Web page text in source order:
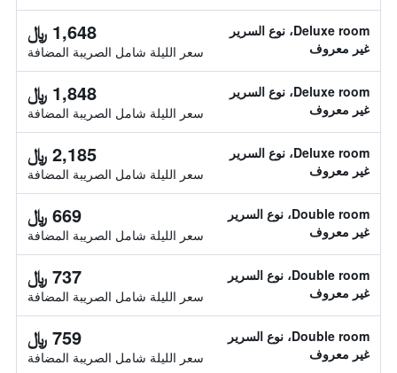
Deluxe room، نوع السرير
غير معروف
1,648 ﷼
سعر الليلة شامل الصريبة المضافة
Deluxe room، نوع السرير
غير معروف
1,848 ﷼
سعر الليلة شامل الصريبة المضافة
Deluxe room، نوع السرير
غير معروف
2,185 ﷼
سعر الليلة شامل الصريبة المضافة
Double room، نوع السرير
غير معروف
669 ﷼
سعر الليلة شامل الصريبة المضافة
Double room، نوع السرير
غير معروف
737 ﷼
سعر الليلة شامل الصريبة المضافة
Double room، نوع السرير
غير معروف
759 ﷼
سعر الليلة شامل الصريبة المضافة